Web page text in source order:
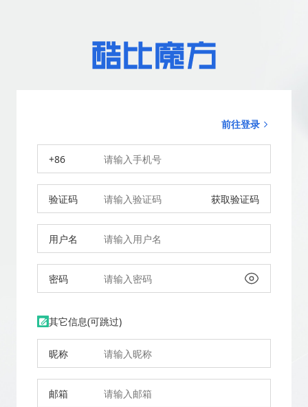
前往登录
+86
验证码 获取验证码
用户名
密码
其它信息(可跳过)
昵称
邮箱